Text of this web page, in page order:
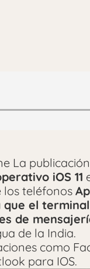
La
iOS 11
los teléfonos
que el
de
de la India.
como
para IOS.